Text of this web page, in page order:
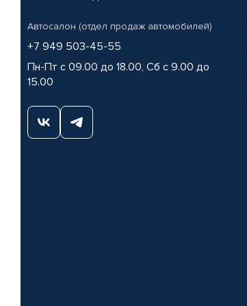
Автосалон (отдел продаж автомобилей)
+7 949 503-45-55
Пн-Пт с 09.00 до 18.00, Сб с 9.00 до
15.00